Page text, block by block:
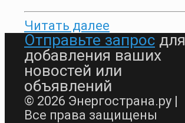
Читать далее
Отправьте запрос для
добавления ваших
новостей или
объявлений
© 2026 Энергострана.ру |
Все права защищены